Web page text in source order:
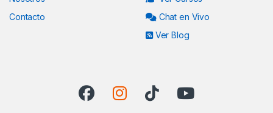
Contacto
Chat en Vivo
Ver Blog